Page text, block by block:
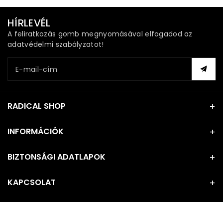
HÍRLEVÉL
A feliratkozás gomb megnyomásával elfogadod az
adatvédelmi szabályzatot!
E-mail-cím
RADICAL SHOP
INFORMÁCIÓK
BIZTONSÁGI ADATLAPOK
KAPCSOLAT